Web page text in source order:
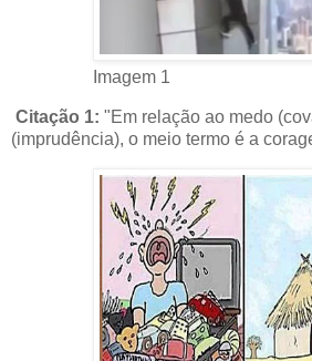
Imagem 1
Citação 1: "Em relação ao medo
(imprudência), o meio termo é a